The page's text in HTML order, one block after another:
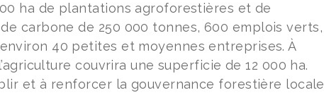
ha de plantations agroforestières et de
carbone de 250 000 tonnes, 600 emplois verts,
40 petites et moyennes entreprises. À
couvrira une superficie de 12 000 ha.
et à renforcer la gouvernance forestière locale